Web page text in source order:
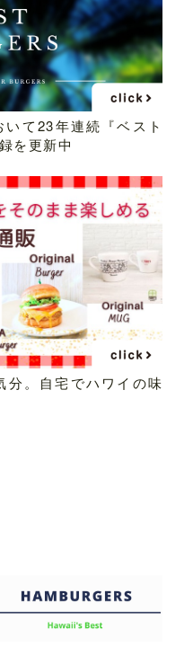
いて23年連続『ベスト
を更新中
分。自宅でハワイの味